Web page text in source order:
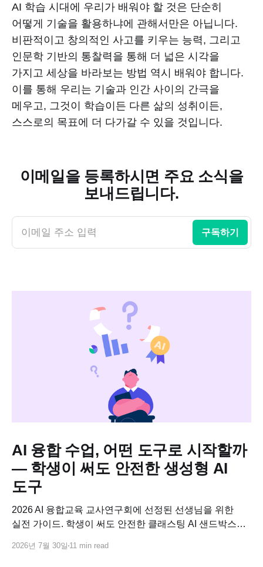
AI 학습 시대에 우리가 배워야 할 것은 단순히
어떻게 기술을 활용하냐에 관해서만은 아닙니다.
비판적이고 창의적인 사고를 키우는 능력, 그리고
인문학 기반의 통찰력을 통해 더 넓은 시각을
가지고 세상을 바라보는 방법 역시 배워야 합니다.
이를 통해 우리는 기술과 인간 사이의 간극을
메우고, 그것이 학습이든 다른 삶의 성취이든,
스스로의 목표에 더 다가갈 수 있을 것입니다.
이메일을 등록하시면 주요 소식을
보내드립니다.
이메일 주소 입력 구독하기
AI 융합 수업, 어떤 도구로 시작할까
— 학생이 써도 안전한 생성형 AI
도구
2026 AI 융합교육 교사연구회에 선정된 선생님을 위한
실전 가이드. 학생이 써도 안전한 클래스팅 AI 샌드박스로
코스웨어까지 연결하는 방법.
2026년 7월 30일 11 min read